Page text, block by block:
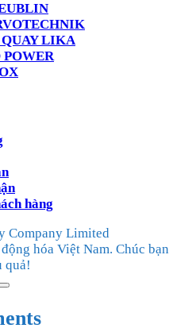
LIKA
POWER
hàng
Company Limited
hóa Việt Nam. Chúc bạn
quả!